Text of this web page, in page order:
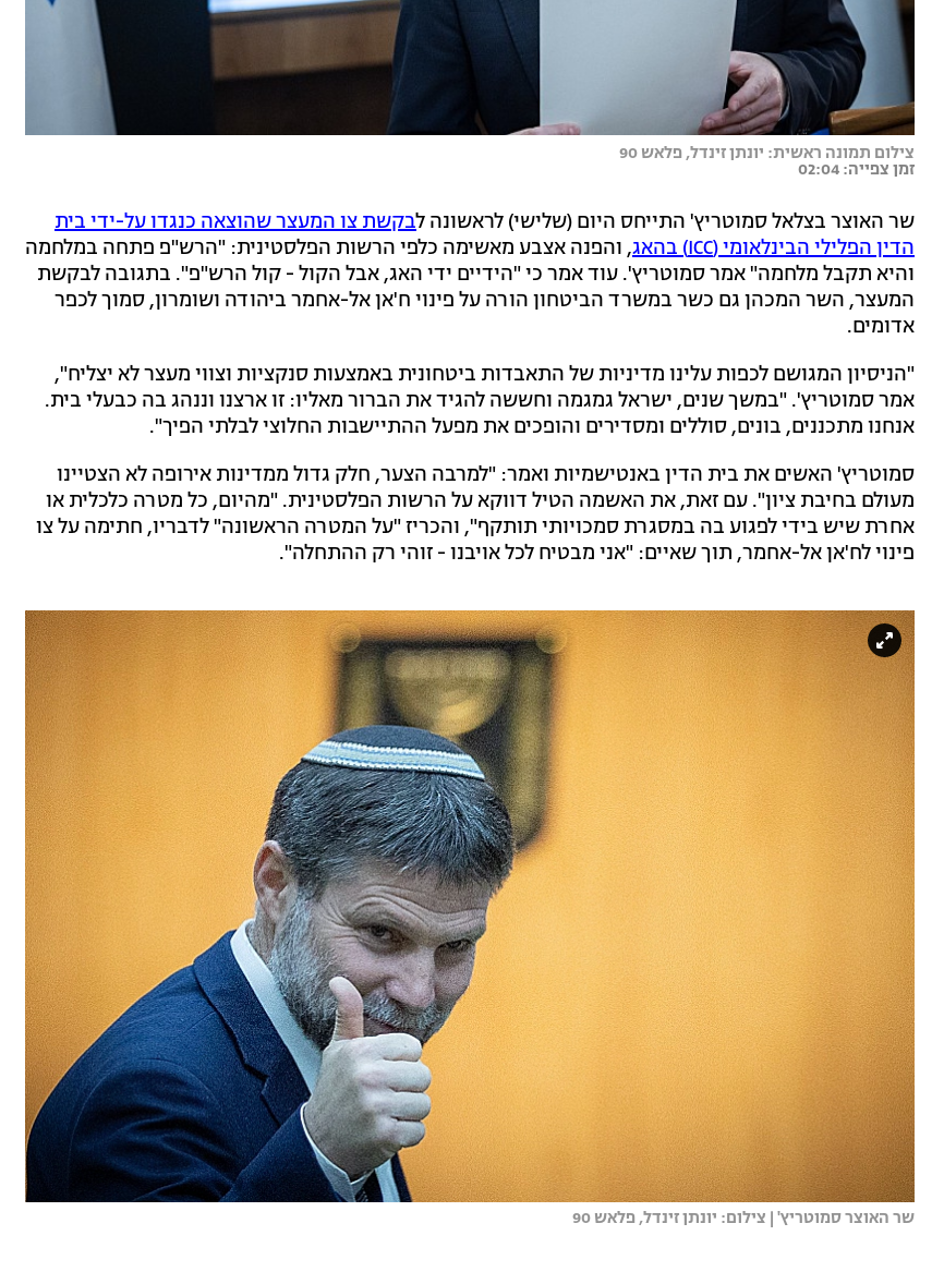
צילום תמונה ראשית: יונתן זינדל, פלאש 90
זמן צפייה: 02:04
שר האוצר בצלאל סמוטריץ' התייחס היום (שלישי) לראשונה לבקשת צו המעצר שהוצאה כנגדו על-ידי בית
הדין הפלילי הבינלאומי (ICC) בהאג
, והפנה אצבע מאשימה כלפי הרשות הפלסטינית: "הרש"פ פתחה במלחמה
והיא תקבל מלחמה" אמר סמוטריץ'. עוד אמר כי "הידיים ידי האג, אבל הקול - קול הרש"פ". בתגובה לבקשת
המעצר, השר המכהן גם כשר במשרד הביטחון הורה על פינוי ח'אן אל-אחמר ביהודה ושומרון, סמוך לכפר
אדומים.
"הניסיון המגושם לכפות עלינו מדיניות של התאבדות ביטחונית באמצעות סנקציות וצווי מעצר לא יצליח",
אמר סמוטריץ'. "במשך שנים, ישראל גמגמה וחששה להגיד את הברור מאליו: זו ארצנו וננהג בה כבעלי בית.
אנחנו מתכננים, בונים, סוללים ומסדירים והופכים את מפעל ההתיישבות החלוצי לבלתי הפיך".
סמוטריץ' האשים את בית הדין באנטישמיות ואמר: "למרבה הצער, חלק גדול ממדינות אירופה לא הצטיינו
מעולם בחיבת ציון". עם זאת, את האשמה הטיל דווקא על הרשות הפלסטינית. "מהיום, כל מטרה כלכלית או
אחרת שיש בידי לפגוע בה במסגרת סמכויותי תותקף", והכריז "על המטרה הראשונה" לדבריו, חתימה על צו
פינוי לח'אן אל-אחמר, תוך שאיים: "אני מבטיח לכל אויבנו - זוהי רק ההתחלה".
שר האוצר סמוטריץ' | צילום: יונתן זינדל, פלאש 90